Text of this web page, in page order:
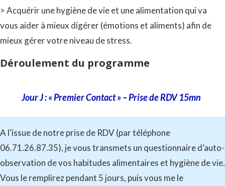
> Acquérir une hygiène de vie et une alimentation qui va
vous aider à mieux digérer (émotions et aliments) afin de
mieux gérer votre niveau de stress.
Déroulement du programme
Jour J : « Premier Contact » – Prise de RDV 15mn
A l’issue de notre prise de RDV (par téléphone
06.71.26.87.35), je vous transmets un questionnaire d’auto-
observation de vos habitudes alimentaires et hygiène de vie.
Vous le remplirez pendant 5 jours, puis vous me le